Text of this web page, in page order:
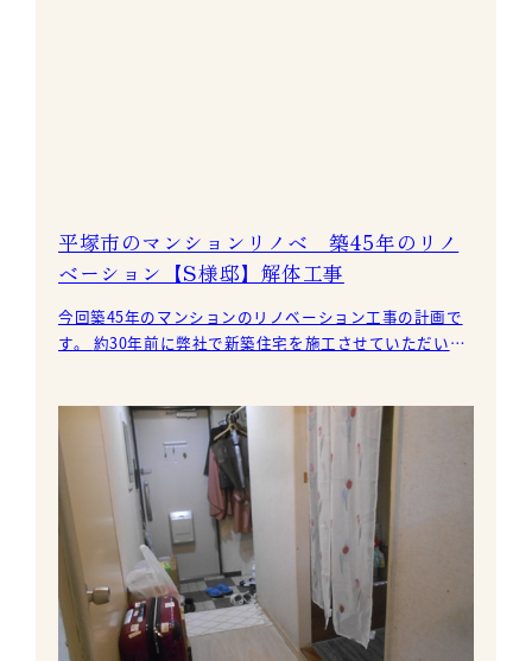
平塚市のマンションリノベ 築45年のリノ
ベーション【S様邸】解体工事
今回築45年のマンションのリノベーション工事の計画で
す。 約30年前に弊社で新築住宅を施工させていただいた